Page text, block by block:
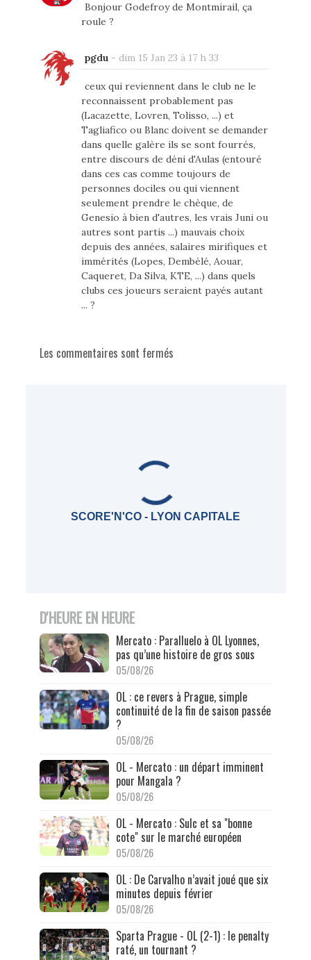
Bonjour Godefroy de Montmirail, ça
roule ?
pgdu- dim 15 Jan 23 à 17 h 33
ceux qui reviennent dans le club ne le
reconnaissent probablement pas
(Lacazette, Lovren, Tolisso, ...) et
Tagliafico ou Blanc doivent se demander
dans quelle galère ils se sont fourrés,
entre discours de déni d'Aulas (entouré
dans ces cas comme toujours de
personnes dociles ou qui viennent
seulement prendre le chèque, de
Genesio à bien d'autres, les vrais Juni ou
autres sont partis ...) mauvais choix
depuis des années, salaires mirifiques et
immérités (Lopes, Dembélé, Aouar,
Caqueret, Da Silva, KTE, ...) dans quels
clubs ces joueurs seraient payés autant
... ?
Les commentaires sont fermés
SCORE'N'CO - LYON CAPITALE
D'HEURE EN HEURE
Mercato : Paralluelo à OL Lyonnes,
pas qu’une histoire de gros sous
05/08/26
OL : ce revers à Prague, simple
continuité de la fin de saison passée
?
05/08/26
OL - Mercato : un départ imminent
pour Mangala ?
05/08/26
OL - Mercato : Sulc et sa "bonne
cote" sur le marché européen
05/08/26
OL : De Carvalho n’avait joué que six
minutes depuis février
05/08/26
Sparta Prague - OL (2-1) : le penalty
raté, un tournant ?